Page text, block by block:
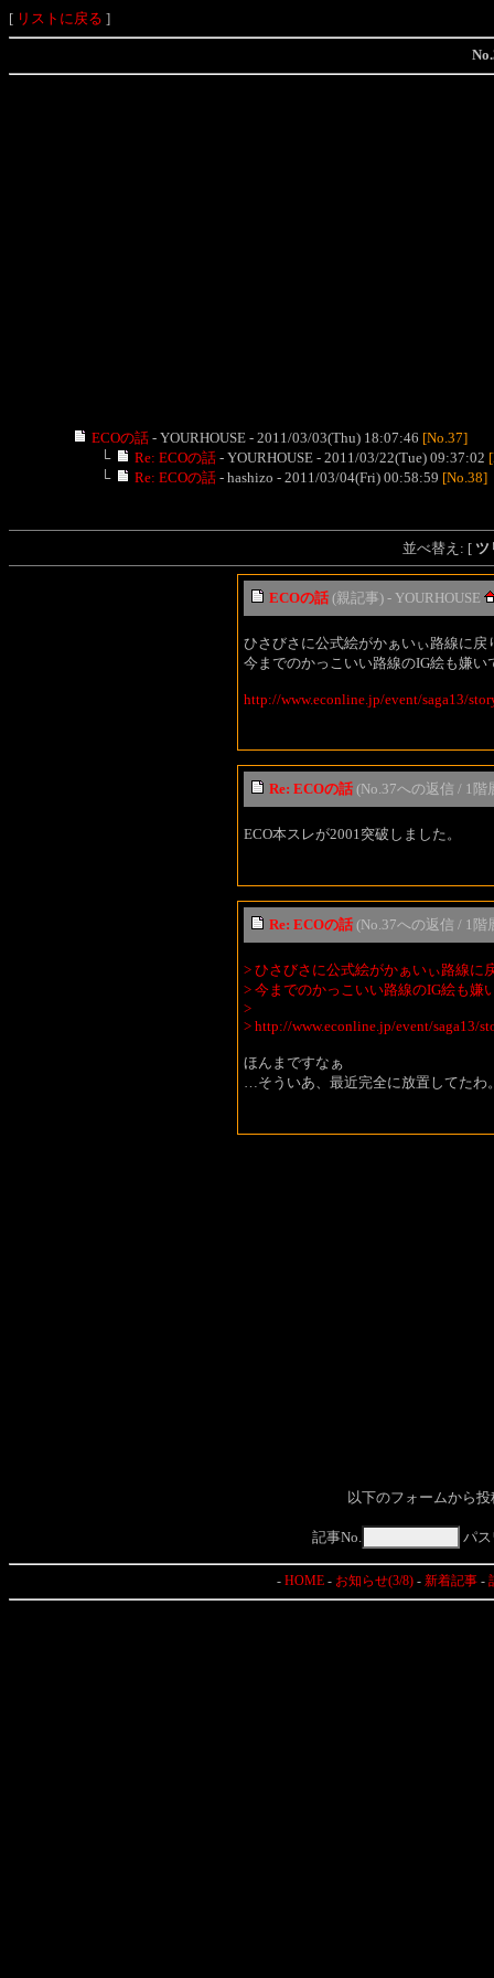
[ リストに戻る ]
ECOの話 - YOURHOUSE - 2011/03/03(Thu) 18:07:46 [No.37]
└
Re: ECOの話 - YOURHOUSE - 2011/03/22(Tue) 09:37:02
└
Re: ECOの話 - hashizo - 2011/03/04(Fri) 00:58:59 [No.38]
並べ替え: [ ツ
ECOの話 (親記事) - YOURHOUSE
ひさびさに公式絵がかぁいぃ路線に戻
今までのかっこいい路線のIG絵も嫌い
http://www.econline.jp/event/saga13/
Re: ECOの話 (No.37への返信 / 1階
ECO本スレが2001突破しました。
Re: ECOの話 (No.37への返信 / 1階
> ひさびさに公式絵がかぁいぃ路線に
> 今までのかっこいい路線のIG絵も嫌
>
> http://www.econline.jp/event/saga13/
ほんまですなぁ
…そういあ、最近完全に放置してたわ
以下のフォームから
記事No. パ
- HOME- お知らせ(3/8)- 新着記事-